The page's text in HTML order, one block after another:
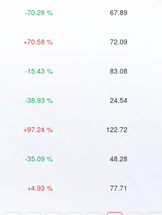
-70.29 % 67.89
+70.58 % 72.09
-15.43 % 83.08
-38.93 % 24.54
+97.24 % 122.72
-35.09 % 48.28
+4.93 % 77.71